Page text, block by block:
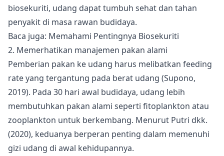
biosekuriti, udang dapat tumbuh sehat dan tahan
penyakit di masa rawan budidaya.
Baca juga: Memahami Pentingnya Biosekuriti
2. Memerhatikan manajemen pakan alami
Pemberian pakan ke udang harus melibatkan feeding
rate yang tergantung pada berat udang (Supono,
2019). Pada 30 hari awal budidaya, udang lebih
membutuhkan pakan alami seperti fitoplankton atau
zooplankton untuk berkembang. Menurut Putri dkk.
(2020), keduanya berperan penting dalam memenuhi
gizi udang di awal kehidupannya.